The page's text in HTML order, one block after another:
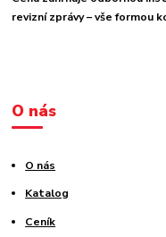
revizní zprávy – vše formou
O nás
O nás
Katalog
Ceník